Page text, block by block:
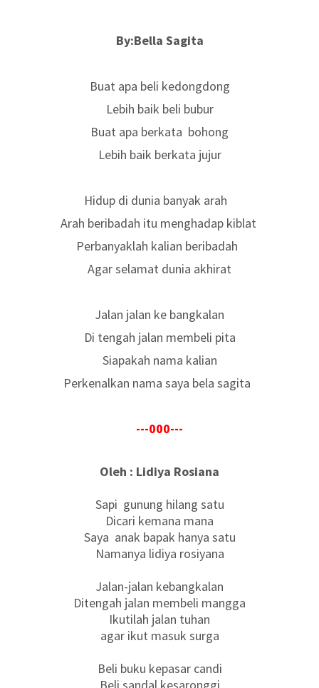
By:Bella Sagita
Buat apa beli kedongdong
Lebih baik beli bubur
Buat apa berkata bohong
Lebih baik berkata jujur
Hidup di dunia banyak arah
Arah beribadah itu menghadap kiblat
Perbanyaklah kalian beribadah
Agar selamat dunia akhirat
Jalan jalan ke bangkalan
Di tengah jalan membeli pita
Siapakah nama kalian
Perkenalkan nama saya bela sagita
---000---
Oleh : Lidiya Rosiana
Sapi gunung hilang satu
Dicari kemana mana
Saya anak bapak hanya satu
Namanya lidiya rosiyana
Jalan-jalan kebangkalan
Ditengah jalan membeli mangga
Ikutilah jalan tuhan
agar ikut masuk surga
Beli buku kepasar candi
Beli sandal kesaronggi